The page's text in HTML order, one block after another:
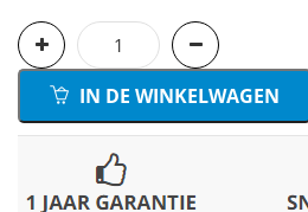
IN DE WINKELWAGEN